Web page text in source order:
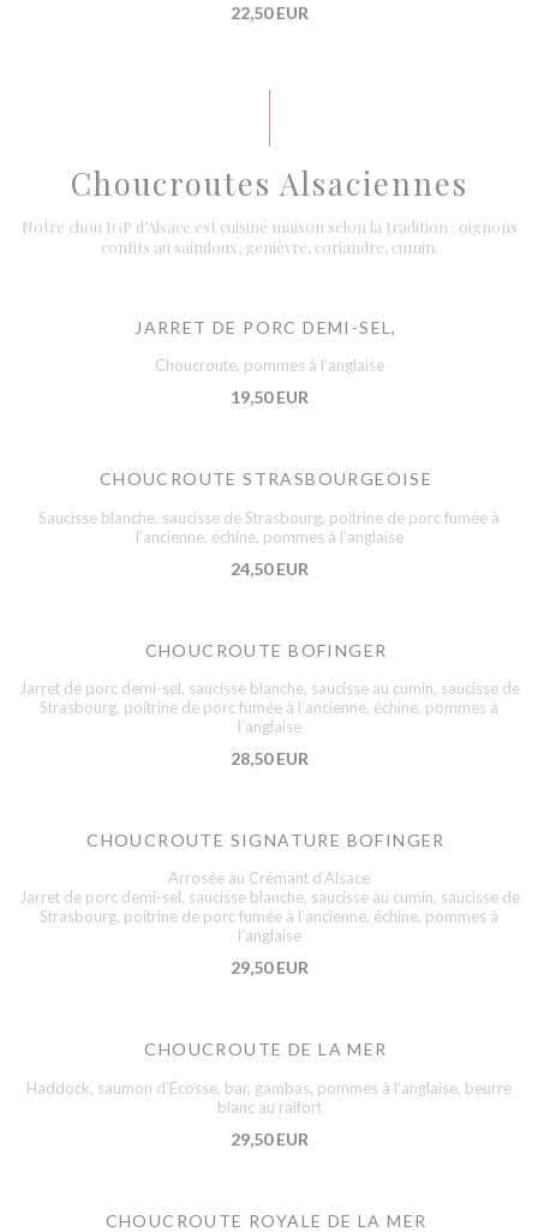
22,50 EUR
Choucroutes Alsaciennes
Notre chou IGP d’Alsace est cuisiné maison selon la tradition : oignons
confits au saindoux, genièvre, coriandre, cumin.
JARRET DE PORC DEMI-SEL,
Choucroute, pommes à l’anglaise
19,50 EUR
CHOUCROUTE STRASBOURGEOISE
Saucisse blanche, saucisse de Strasbourg, poitrine de porc fumée à
l’ancienne, échine, pommes à l’anglaise
24,50 EUR
CHOUCROUTE BOFINGER
Jarret de porc demi-sel, saucisse blanche, saucisse au cumin, saucisse de
Strasbourg, poitrine de porc fumée à l’ancienne, échine, pommes à
l’anglaise
28,50 EUR
CHOUCROUTE SIGNATURE BOFINGER
Arrosée au Crémant d’Alsace
Jarret de porc demi-sel, saucisse blanche, saucisse au cumin, saucisse de
Strasbourg, poitrine de porc fumée à l’ancienne, échine, pommes à
l’anglaise
29,50 EUR
CHOUCROUTE DE LA MER
Haddock, saumon d’Écosse, bar, gambas, pommes à l’anglaise, beurre
blanc au raifort
29,50 EUR
CHOUCROUTE ROYALE DE LA MER